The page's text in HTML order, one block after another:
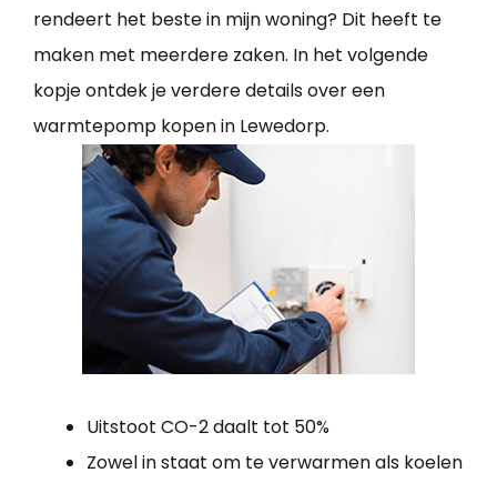
rendeert het beste in mijn woning? Dit heeft te
maken met meerdere zaken. In het volgende
kopje ontdek je verdere details over een
warmtepomp kopen in Lewedorp.
Uitstoot CO-2 daalt tot 50%
Zowel in staat om te verwarmen als koelen